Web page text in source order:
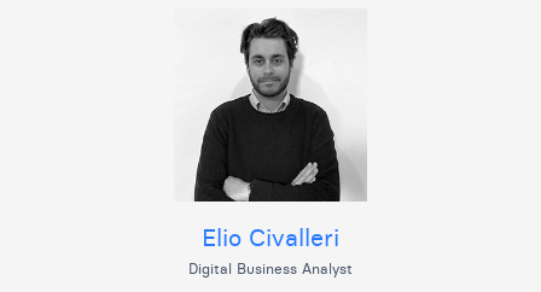
Elio Civalleri
Digital Business Analyst